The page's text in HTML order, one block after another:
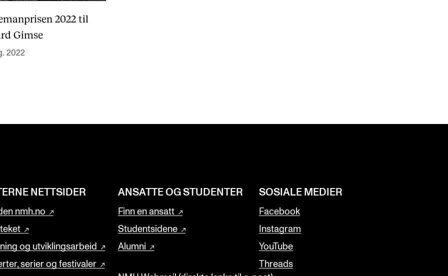
2022 til
Gimse
2022
NETTSIDER
nmh.no
og utviklingsarbeid
serier og festivaler
ANSATTE OG STUDENTER
Finn en ansatt
Studentsidene
Alumni
SOSIALE MEDIER
Facebook
Instagram
YouTube
Threads